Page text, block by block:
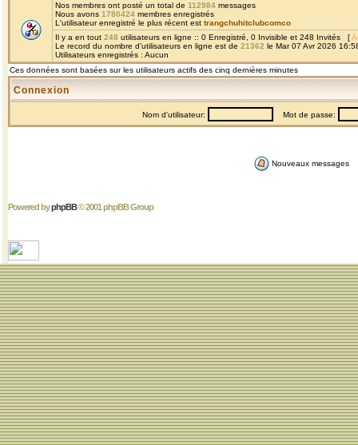
Nos membres ont posté un total de 112984 messages
Nous avons 1780424 membres enregistrés
L'utilisateur enregistré le plus récent est trangchuhitclubcomco
Il y a en tout 248 utilisateurs en ligne :: 0 Enregistré, 0 Invisible et 248 Invités [
Le record du nombre d'utilisateurs en ligne est de 21362 le Mar 07 Avr 2026
Utilisateurs enregistrés : Aucun
Ces données sont basées sur les utilisateurs actifs des cinq dernières minutes
Connexion
Nom d'utilisateur: Mot de passe:
Nouveaux messages
Powered byphpBB© 2001 phpBB Group